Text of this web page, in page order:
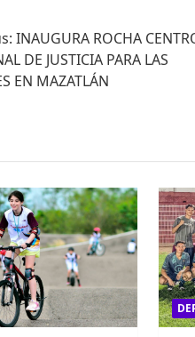
INAUGURA ROCHA
DE JUSTICIA PARA LAS
EN MAZATLÁN